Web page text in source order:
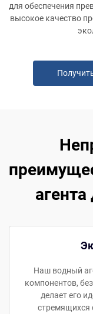
для обеспечения
высокое качество
Наш водный
компонентов,
делает его
стремящихся